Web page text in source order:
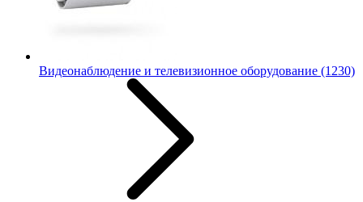
Видеонаблюдение и телевизионное оборудование (1230)